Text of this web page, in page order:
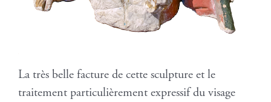
La très belle facture de cette sculpture et le
traitement particulièrement expressif du visage